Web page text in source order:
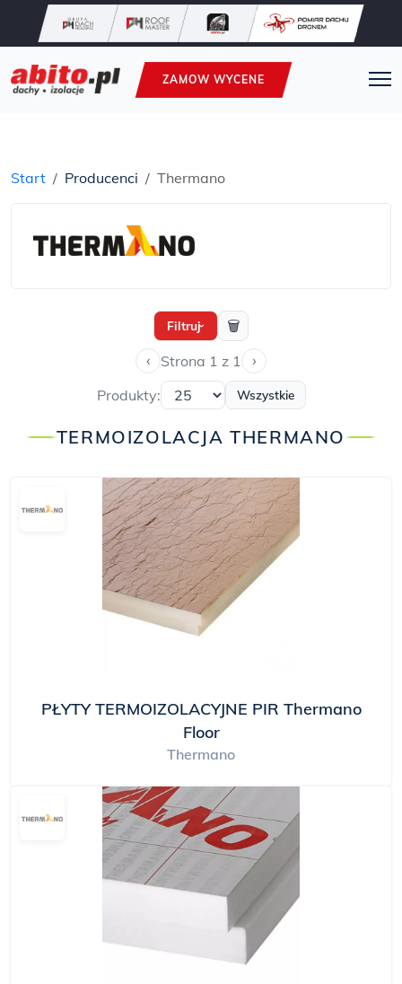
ZAMOW WYCENE
Start Producenci Thermano
Filtruj› 🗑
‹ Strona 1 z 1 ›
Produkty: Wszystkie
TERMOIZOLACJA THERMANO
PŁYTY TERMOIZOLACYJNE PIR Thermano
Floor
Thermano